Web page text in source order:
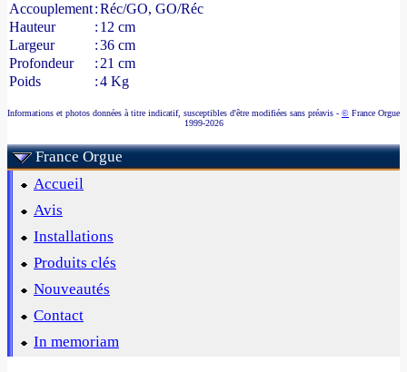
Accouplement:Réc/GO, GO/Réc
Hauteur
: 12 cm
Largeur
:36 cm
Profondeur
: 21 cm
Poids
:4 Kg
Informations et photos données à titre indicatif, susceptibles d'être modifiées sans préavis - © France Orgue
1999-2026
France Orgue
Accueil
Avis
Installations
Produits clés
Nouveautés
Contact
In memoriam